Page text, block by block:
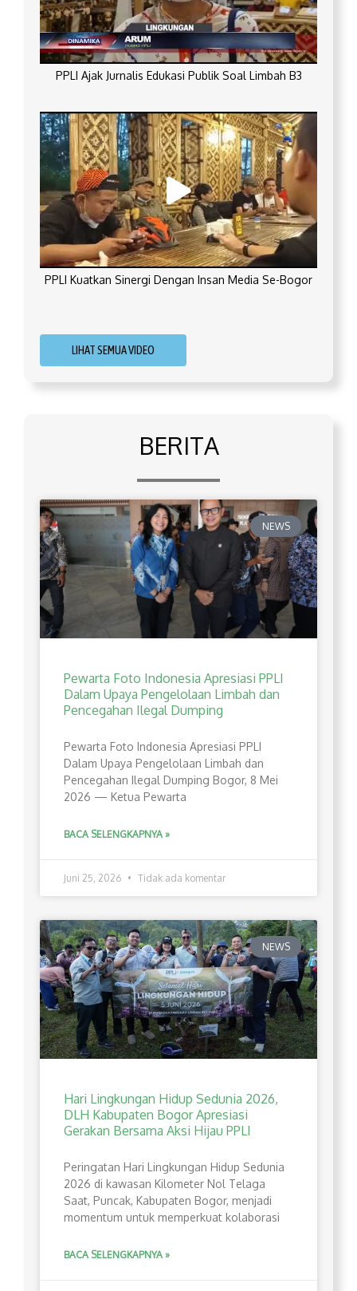
PPLI Ajak Jurnalis Edukasi Publik Soal Limbah B3
PPLI Kuatkan Sinergi Dengan Insan Media Se-Bogor
LIHAT SEMUA VIDEO
BERITA
NEWS
Pewarta Foto Indonesia Apresiasi PPLI
Dalam Upaya Pengelolaan Limbah dan
Pencegahan Ilegal Dumping
Pewarta Foto Indonesia Apresiasi PPLI
Dalam Upaya Pengelolaan Limbah dan
Pencegahan Ilegal Dumping Bogor, 8 Mei
2026 — Ketua Pewarta
BACA SELENGKAPNYA »
Juni 25, 2026 Tidak ada komentar
NEWS
Hari Lingkungan Hidup Sedunia 2026,
DLH Kabupaten Bogor Apresiasi
Gerakan Bersama Aksi Hijau PPLI
Peringatan Hari Lingkungan Hidup Sedunia
2026 di kawasan Kilometer Nol Telaga
Saat, Puncak, Kabupaten Bogor, menjadi
momentum untuk memperkuat kolaborasi
BACA SELENGKAPNYA »